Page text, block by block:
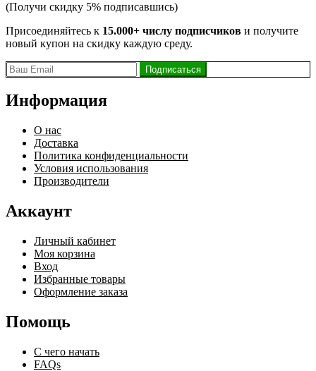
(Получи скидку 5% подписавшись)
Присоединяйтесь к 15.000+ числу подписчиков и получите
новый купон на скидку каждую среду.
Информация
О нас
Доставка
Политика конфиденциальности
Условия использования
Производители
Аккаунт
Личный кабинет
Моя корзина
Вход
Избранные товары
Оформление заказа
Помощь
С чего начать
FAQs